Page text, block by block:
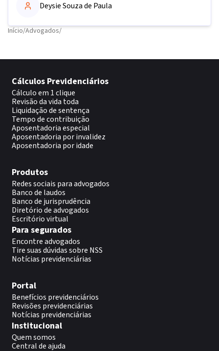
Deysie Souza de Paula
Início/Advogados/
Cálculos Previdenciários
Cálculo em 1 clique
Revisão da vida toda
Liquidação de sentença
Tempo de contribuição
Aposentadoria especial
Aposentadoria por invalidez
Aposentadoria por idade
Produtos
Redes sociais para advogados
Banco de laudos
Banco de jurisprudência
Diretório de advogados
Escritório virtual
Para segurados
Encontre advogados
Tire suas dúvidas sobre NSS
Notícias previdenciárias
Portal
Benefícios previdenciários
Revisões previdenciárias
Notícias previdenciárias
Institucional
Quem somos
Central de ajuda